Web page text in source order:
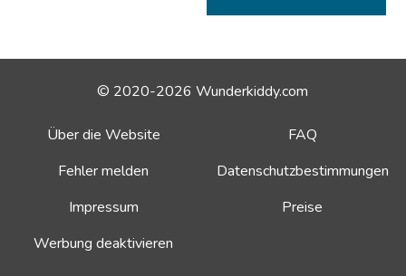
© 2020-2026 Wunderkiddy.com
Über die Website
FAQ
Fehler melden
Datenschutzbestimmungen
Impressum
Preise
Werbung deaktivieren